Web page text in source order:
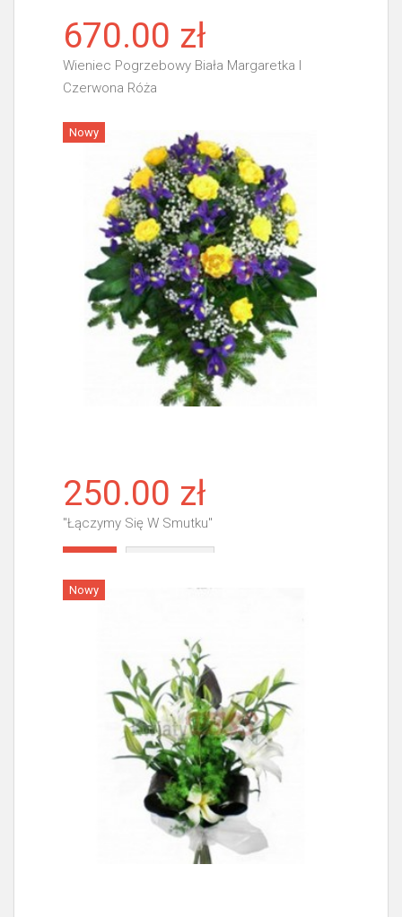
670.00 zł
Wieniec Pogrzebowy Biała Margaretka I
Czerwona Róża
Więcej
Nowy
250.00 zł
"Łączymy Się W Smutku"
Nowy